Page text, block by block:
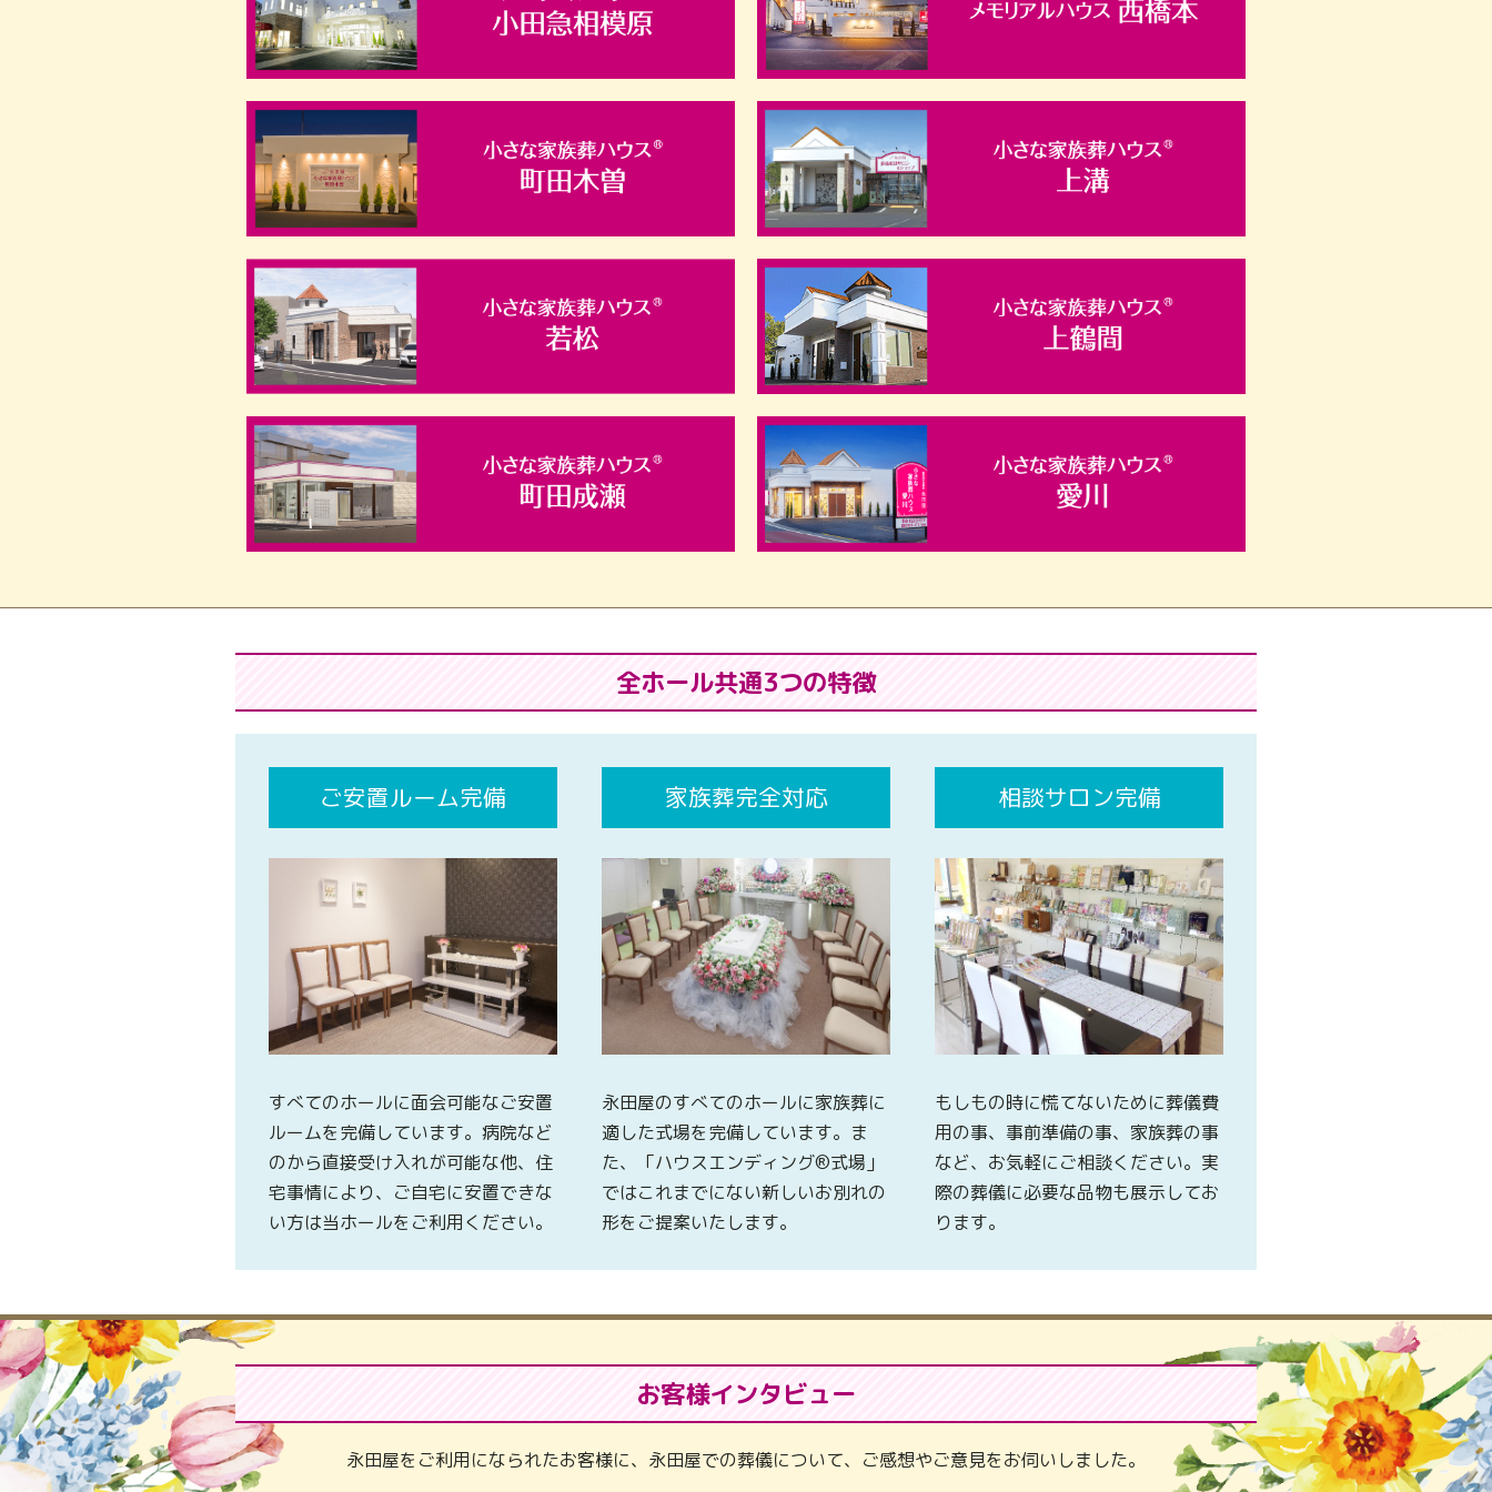
全ホール共通3つの特徴
ご安置ルーム完備
すべてのホールに面会可能なご安置
ルームを完備しています。病院など
のから直接受け入れが可能な他、住
宅事情により、ご自宅に安置できな
い方は当ホールをご利用ください。
家族葬完全対応
永田屋のすべてのホールに家族葬に
適した式場を完備しています。ま
た、「ハウスエンディング®式場」
ではこれまでにない新しいお別れの
形をご提案いたします。
相談サロン完備
もしもの時に慌てないために葬儀費
用の事、事前準備の事、家族葬の事
など、お気軽にご相談ください。実
際の葬儀に必要な品物も展示してお
ります。
お客様インタビュー
永田屋をご利用になられたお客様に、永田屋での葬儀について、ご感想やご意見をお伺いしました。